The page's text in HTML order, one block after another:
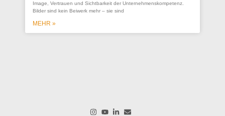
Image, Vertrauen und Sichtbarkeit der Unternehmenskompetenz.
Bilder sind kein Beiwerk mehr – sie sind
MEHR »